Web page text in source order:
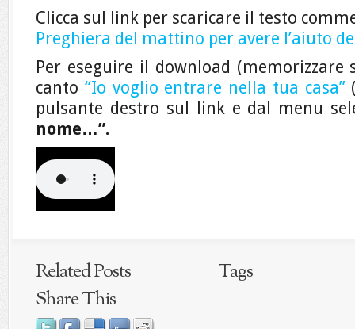
Clicca sul link per scaricare il testo
Preghiera del mattino per avere l’aiuto
Per eseguire il download
canto “Io voglio entrare nella tua casa”
pulsante destro sul link e dal menu
nome…”.
Related Posts
Tags
Share This